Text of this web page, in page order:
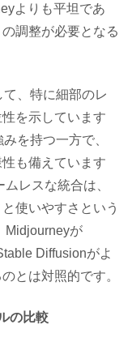
よりも平坦であ
調整が必要となる
、特に細部のレ
を示しています
を持つ一方で、
も備えています
レスな統合は、
使いやすさという
Midjourneyが
Diffusionがよ
とは対照的です。
の比較